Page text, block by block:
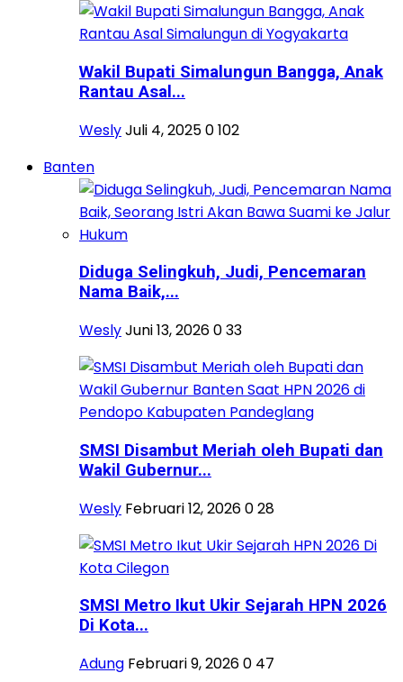
Wakil Bupati Simalungun Bangga, Anak
Rantau Asal...
WeslyJuli 4, 20250102
Banten
Diduga Selingkuh, Judi, Pencemaran
Nama Baik,...
WeslyJuni 13, 2026033
SMSI Disambut Meriah oleh Bupati dan
Wakil Gubernur...
Wesly Februari 12, 2026028
SMSI Metro Ikut Ukir Sejarah HPN 2026
Di Kota...
Adung Februari 9, 20260 47